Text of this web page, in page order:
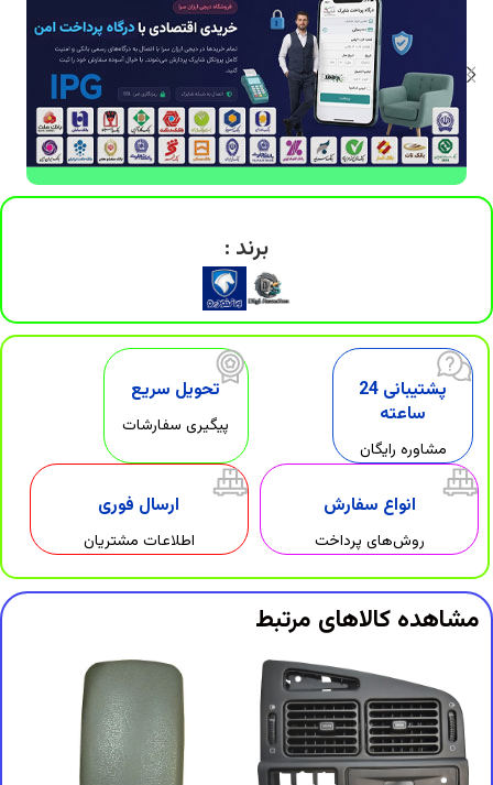
برند :
پشتیبانی 24
ساعته
مشاوره رایگان
تحویل سریع
پیگیری سفارشات
انواع سفارش
روش‌های پرداخت
ارسال فوری
اطلاعات مشتریان
مشاهده کالاهای مرتبط